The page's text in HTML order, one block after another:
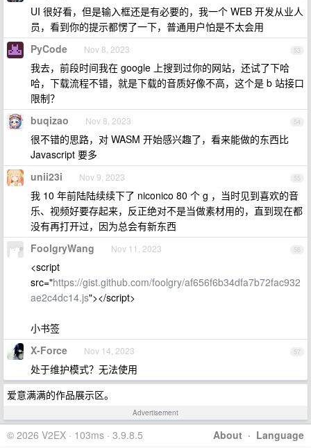
UI 很好看，但是输入框还是有必要的，我一个 WEB 开发从业人
员，看到你的提示都愣了一下，普通用户怕是不太会用
53
PyCode Nov 8, 2023
我去，前段时间我在 google 上搜到过你的网站，还试了下哈
哈，下载流程不错，就是下载的音质好像不高，这个是 b 站接口
限制？
54
buqizao Nov 8, 2023
很不错的思路，对 WASM 开始感兴趣了，看来能做的东西比
Javascript 要多
55
unii23i Nov 9, 2023
我 10 年前陆陆续续下了 niconico 80 个 g ，当时见到喜欢的音
乐、视频好要存起来，反正绝对不是当做素材用的，直到现在都
没有再打开过，因为总会有新东西
56
FoolgryWang Nov 11, 2023
<script
src="https://gist.github.com/foolgry/af656f6b34dfa7b72fac932
ae2c4dc14.js"></script>
小书签
57
X-Force Nov 14, 2023
处于维护模式？无法使用
爱意满满的作品展示区。
Advertisement
About · Language
© 2026 V2EX · 103ms · 3.9.8.5